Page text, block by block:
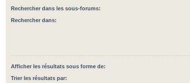
Rechercher dans les sous-forums:
Rechercher dans:
Afficher les résultats sous forme de:
Trier les résultats par: